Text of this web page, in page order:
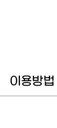
이용방법